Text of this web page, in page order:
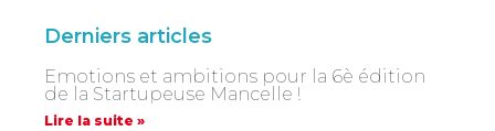
Derniers articles
Emotions et ambitions pour la 6è édition
de la Startupeuse Mancelle !
Lire la suite »